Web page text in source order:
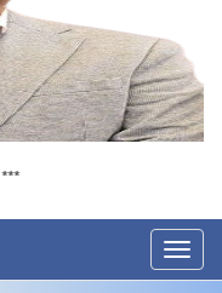
অর্ধ বার্ষিক পরীক্ষা